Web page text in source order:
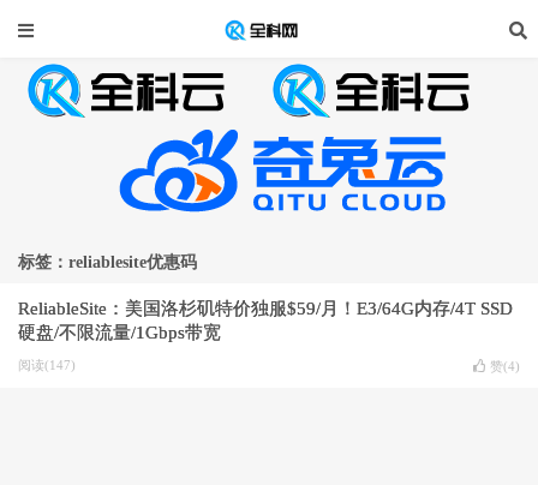
标签：reliablesite优惠码
ReliableSite：美国洛杉矶特价独服$59/月！E3/64G内存/4T SSD
硬盘/不限流量/1Gbps带宽
阅读(147) 赞(4)